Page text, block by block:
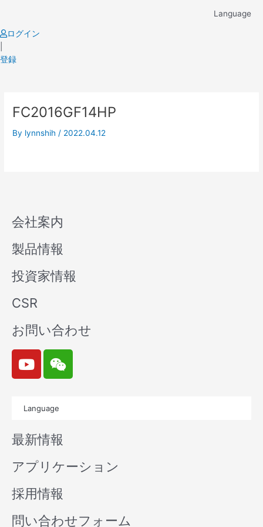
content
Language
ログイン
登録
FC2016GF14HP
By lynnshih / 2022.04.12
会社案内
製品情報
投資家情報
CSR
お問い合わせ
Y
o
u
b
e
W
e
i
n
Language
最新情報
アプリケーション
採用情報
問い合わせフォーム